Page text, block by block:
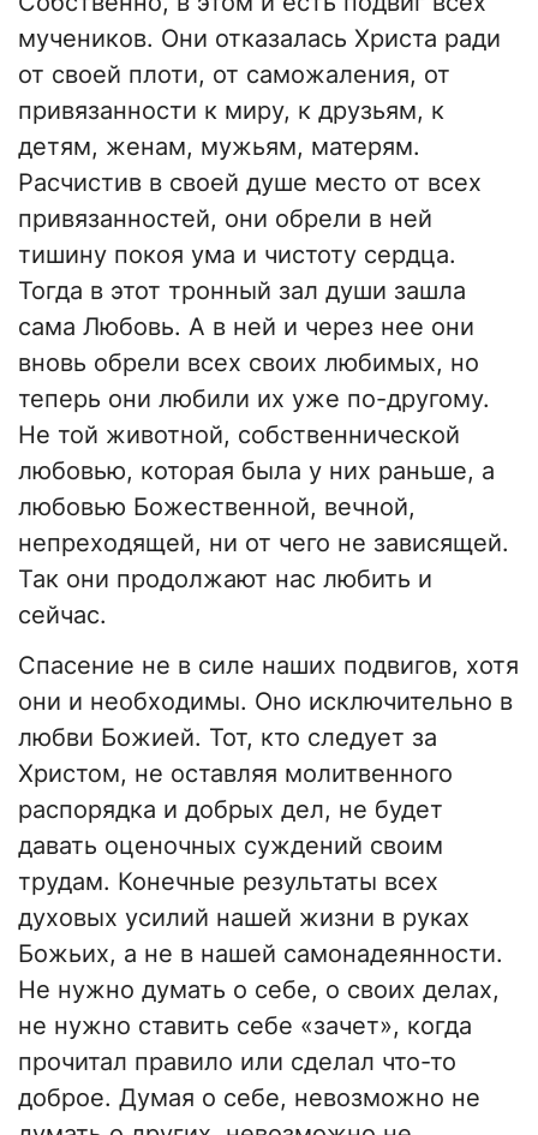
мучеников. Они отказалась Христа ради
от своей плоти, от саможаления, от
привязанности к миру, к друзьям, к
детям, женам, мужьям, матерям.
Расчистив в своей душе место от всех
привязанностей, они обрели в ней
тишину покоя ума и чистоту сердца.
Тогда в этот тронный зал души зашла
сама Любовь. А в ней и через нее они
вновь обрели всех своих любимых, но
теперь они любили их уже по-другому.
Не той животной, собственнической
любовью, которая была у них раньше, а
любовью Божественной, вечной,
непреходящей, ни от чего не зависящей.
Так они продолжают нас любить и
сейчас.
Спасение не в силе наших подвигов, хотя
они и необходимы. Оно исключительно в
любви Божией. Тот, кто следует за
Христом, не оставляя молитвенного
распорядка и добрых дел, не будет
давать оценочных суждений своим
трудам. Конечные результаты всех
духовых усилий нашей жизни в руках
Божьих, а не в нашей самонадеянности.
Не нужно думать о себе, о своих делах,
не нужно ставить себе «зачет», когда
прочитал правило или сделал что-то
доброе. Думая о себе, невозможно не